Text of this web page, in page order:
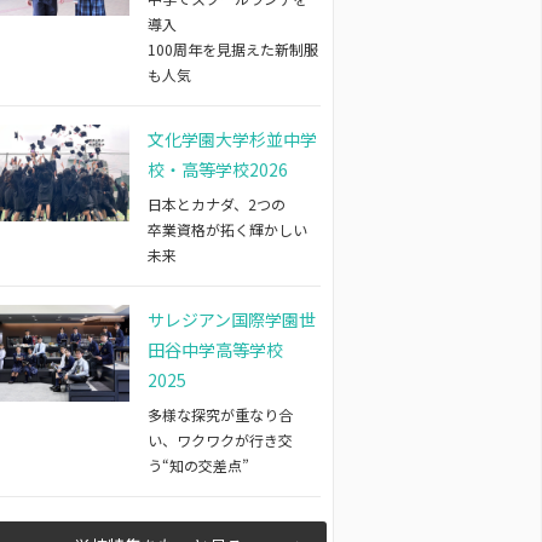
導入
100周年を見据えた新制服
も人気
文化学園大学杉並中学
校・高等学校2026
日本とカナダ、2つの
卒業資格が拓く輝かしい
未来
サレジアン国際学園世
田谷中学高等学校
2025
多様な探究が重なり合
い、ワクワクが行き交
う“知の交差点”